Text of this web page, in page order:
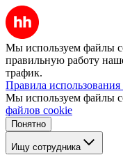
Мы используем файлы
правильную работу
трафик.
Правила
Мы используем файлы
файлов cookie
Понятно
Ищу сотрудника